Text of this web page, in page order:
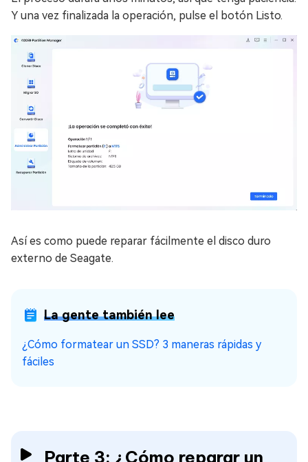
Y una vez finalizada la operación, pulse el botón Listo.
Así es como puede reparar fácilmente el disco duro
externo de Seagate.
La gente también lee
¿Cómo formatear un SSD? 3 maneras rápidas y
fáciles
Parte 3: ¿Cómo reparar un